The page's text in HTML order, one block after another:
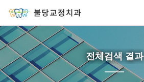
전체검색 결과